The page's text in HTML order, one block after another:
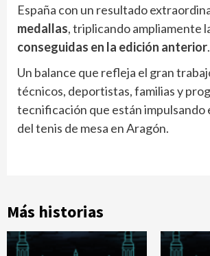
España con un resultado
medallas, triplicando ampliamente
conseguidas en la edición anterior.
Un balance que refleja el gran
técnicos, deportistas, familias y
tecnificación que están impulsando
del tenis de mesa en Aragón.
Más historias